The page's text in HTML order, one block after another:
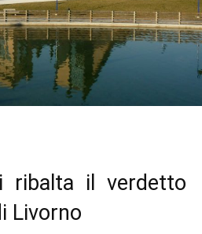
ribalta il verdetto
Livorno